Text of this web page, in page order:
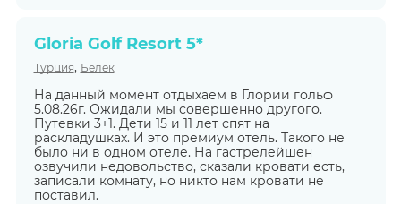
Gloria Golf Resort 5*
Турция, Белек
На данный момент отдыхаем в Глории гольф
5.08.26г. Ожидали мы совершенно другого.
Путевки 3+1. Дети 15 и 11 лет спят на
раскладушках. И это премиум отель. Такого не
было ни в одном отеле. На гастрелейшен
озвучили недовольство, сказали кровати есть,
записали комнату, но никто нам кровати не
поставил.